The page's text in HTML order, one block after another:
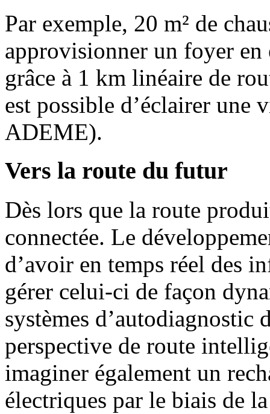
Par exemple, 20 m² de
approvisionner un foyer
grâce à 1 km linéaire de
est possible d’éclairer une
ADEME).
Vers la route du futur
Dès lors que la route
connectée. Le
d’avoir en temps réel des
gérer celui-ci de façon
systèmes d’autodiagnostic
perspective de route
imaginer également un
électriques par le biais de